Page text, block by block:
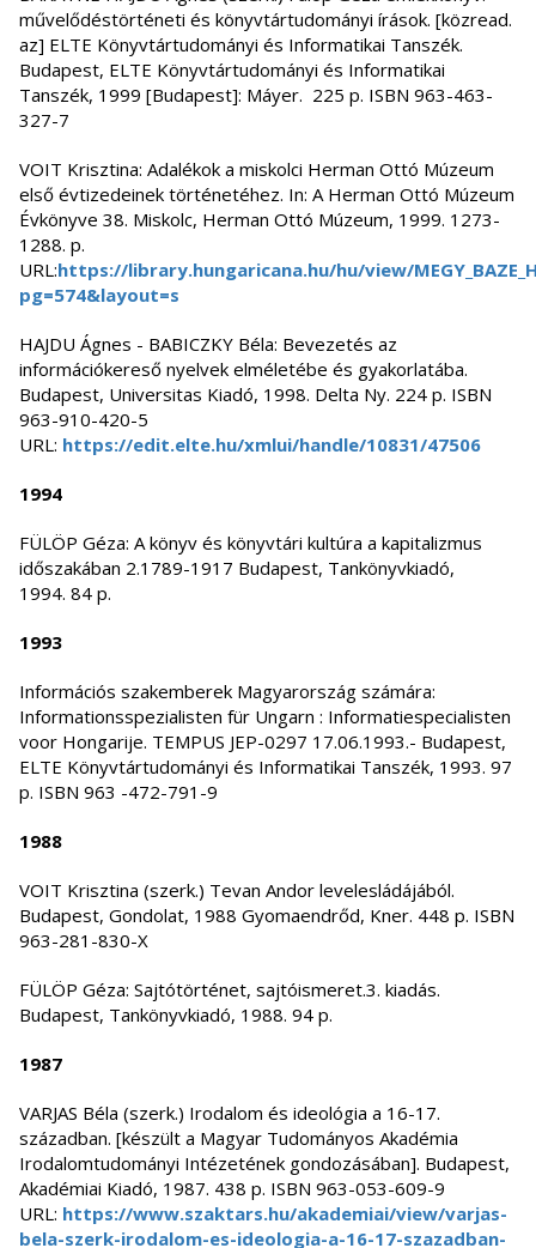
művelődéstörténeti és könyvtártudományi írások. [közread.
az] ELTE Könyvtártudományi és Informatikai Tanszék.
Budapest, ELTE Könyvtártudományi és Informatikai
Tanszék, 1999 [Budapest]: Máyer. 225 p. ISBN 963-463-
327-7
VOIT Krisztina: Adalékok a miskolci Herman Ottó Múzeum
első évtizedeinek történetéhez. In: A Herman Ottó Múzeum
Évkönyve 38. Miskolc, Herman Ottó Múzeum, 1999. 1273-
1288. p.
URL:https://library.hungaricana.hu/hu/view/
pg=574&layout=s
HAJDU Ágnes - BABICZKY Béla: Bevezetés az
információkereső nyelvek elméletébe és gyakorlatába.
Budapest, Universitas Kiadó, 1998. Delta Ny. 224 p. ISBN
963-910-420-5
URL: https://edit.elte.hu/xmlui/handle/10831/47506
1994
FÜLÖP Géza: A könyv és könyvtári kultúra a kapitalizmus
időszakában 2.1789-1917 Budapest, Tankönyvkiadó,
1994. 84 p.
1993
Információs szakemberek Magyarország számára:
Informationsspezialisten für Ungarn : Informatiespecialisten
voor Hongarije. TEMPUS JEP-0297 17.06.1993.- Budapest,
ELTE Könyvtártudományi és Informatikai Tanszék, 1993. 97
p. ISBN 963 -472-791-9
1988
VOIT Krisztina (szerk.) Tevan Andor levelesládájából.
Budapest, Gondolat, 1988 Gyomaendrőd, Kner. 448 p. ISBN
963-281-830-X
FÜLÖP Géza: Sajtótörténet, sajtóismeret.3. kiadás.
Budapest, Tankönyvkiadó, 1988. 94 p.
1987
VARJAS Béla (szerk.) Irodalom és ideológia a 16-17.
században. [készült a Magyar Tudományos Akadémia
Irodalomtudományi Intézetének gondozásában]. Budapest,
Akadémiai Kiadó, 1987. 438 p. ISBN 963-053-609-9
URL: https://www.szaktars.hu/akademiai/view/varjas-
bela-szerk-irodalom-es-ideologia-a-16-17-szazadban-